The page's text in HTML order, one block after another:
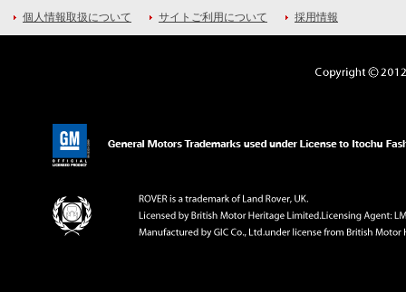
個人情報取扱について サイトご利用について 採用情報